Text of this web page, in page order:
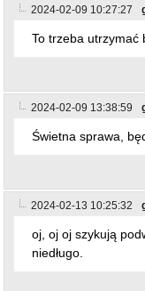
2024-02-09 10:27:27
To trzeba utrzymać
2024-02-09 13:38:59
Świetna sprawa,
2024-02-13 10:25:32
oj, oj oj szykują
niedługo.